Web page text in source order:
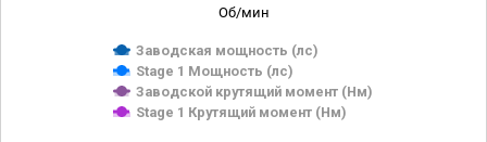
Об/мин
Заводская мощность (лс)
Stage 1 Мощность (лс)
Заводской крутящий момент (Нм)
Stage 1 Крутящий момент (Нм)